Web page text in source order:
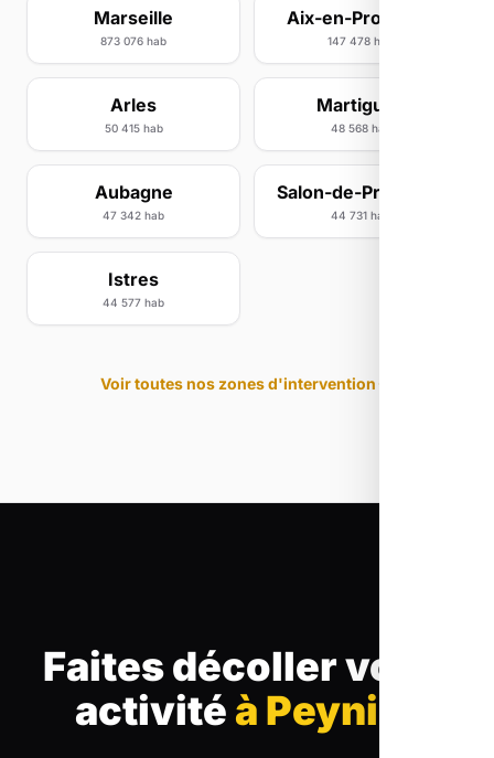
Marseille
873 076 hab
Aix-en-Provence
147 478 hab
Arles
50 415 hab
Martigues
48 568 hab
Aubagne
47 342 hab
Salon-de-Provence
44 731 hab
Istres
44 577 hab
Voir toutes nos zones d'intervention
Faites décoller votre
activitéà Peynier